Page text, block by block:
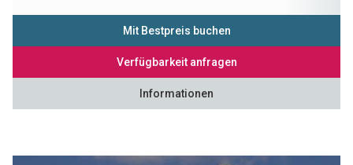
Mit Bestpreis buchen
Verfügbarkeit anfragen
Informationen